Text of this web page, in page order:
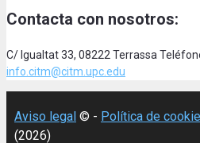
Contacta con nosotros:
C/ Igualtat 33, 08222 Terrassa
info.citm@citm.upc.edu
Aviso legal © - Política de
(2026)